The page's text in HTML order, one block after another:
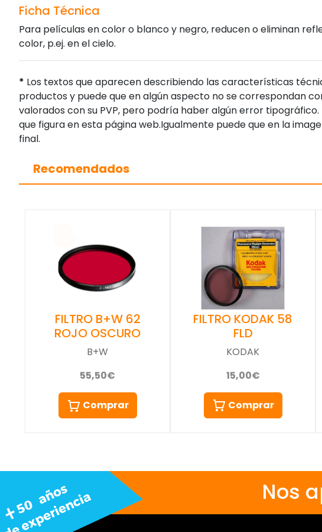
Ficha Técnica
Para películas en color o blanco y negro, reducen o eliminan
color, p.ej. en el cielo.
* Los textos que aparecen describiendo las características
productos y puede que en algún aspecto no se correspondan
valorados con su PVP, pero podría haber algún error
que figura en esta página web.Igualmente puede que en la
final.
Recomendados
FILTRO B+W 62
ROJO OSCURO
B+W
55,50€
Comprar
FILTRO KODAK 58
FLD
KODAK
15,00€
Comprar
Nos